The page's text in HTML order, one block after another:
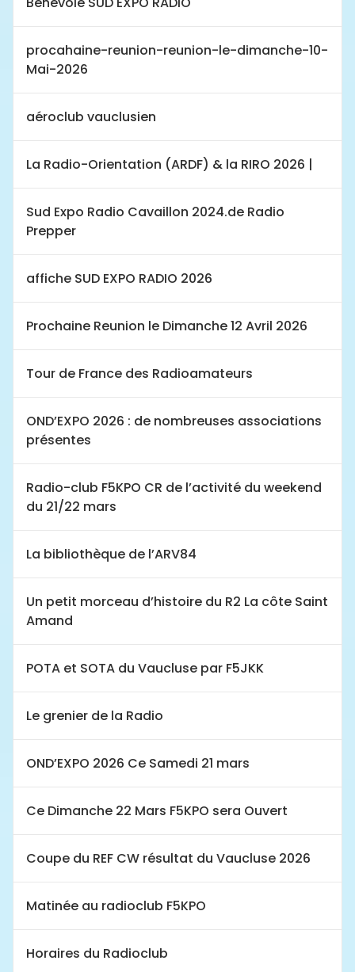
procahaine-reunion-reunion-le-dimanche-10-
Mai-2026
aéroclub vauclusien
La Radio-Orientation (ARDF) & la RIRO 2026 |
Sud Expo Radio Cavaillon 2024.de Radio
Prepper
affiche SUD EXPO RADIO 2026
Prochaine Reunion le Dimanche 12 Avril 2026
Tour de France des Radioamateurs
OND’EXPO 2026 : de nombreuses associations
présentes
Radio-club F5KPO CR de l’activité du weekend
du 21/22 mars
La bibliothèque de l’ARV84
Un petit morceau d’histoire du R2 La côte Saint
Amand
POTA et SOTA du Vaucluse par F5JKK
Le grenier de la Radio
OND’EXPO 2026 Ce Samedi 21 mars
Ce Dimanche 22 Mars F5KPO sera Ouvert
Coupe du REF CW résultat du Vaucluse 2026
Matinée au radioclub F5KPO
Horaires du Radioclub